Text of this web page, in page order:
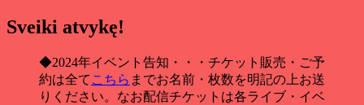
Sveiki atvykę!
◆2024年イベント告知・・・チケット販売・ご予
約は全て こちら までお名前・枚数を明記の上お送
りください。 なお配信チケットは各ライブ・イベ